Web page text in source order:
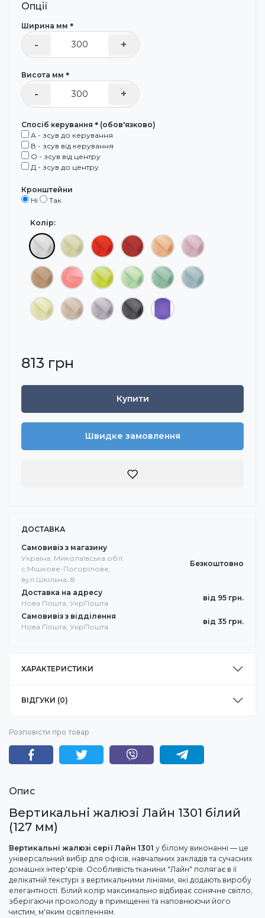
Опції
Ширина мм＊
- +
Висота мм＊
- +
Спосіб керування＊(обов'язково)
А - зсув до керування
В - зсув від керування
О - зсув від центру
Д - зсув до центру
Кронштейни
Ні
Так
Колір:
813 грн
Купити
Швидке замовлення
ДОСТАВКА
Самовивіз з магазину
Україна, Миколаївська обл.
с.Мішкове-Погорілове,
вул.Шкільна, 8
Безкоштовно
Доставка на адресу
Нова Пошта, УкрПошта
від 95 грн.
Самовивіз з відділення
Нова Пошта, УкрПошта
від 35 грн.
ХАРАКТЕРИСТИКИ
ВІДГУКИ (0)
Розповісти про товар
Опис
Вертикальні жалюзі Лайн 1301 білий
(127 мм)
Вертикальні жалюзі серії Лайн 1301 у білому виконанні — це
універсальний вибір для офісів, навчальних закладів та сучасних
домашніх інтер'єрів. Особливість тканини "Лайн" полягає в її
делікатній текстурі з вертикальними лініями, які додають виробу
елегантності. Білий колір максимально відбиває сонячне світло,
зберігаючи прохолоду в приміщенні та наповнюючи його
чистим, м'яким освітленням.